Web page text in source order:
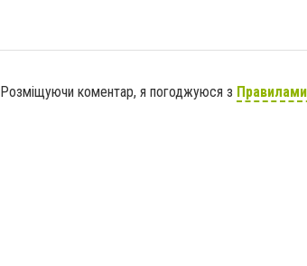
Розміщуючи коментар, я погоджуюся з